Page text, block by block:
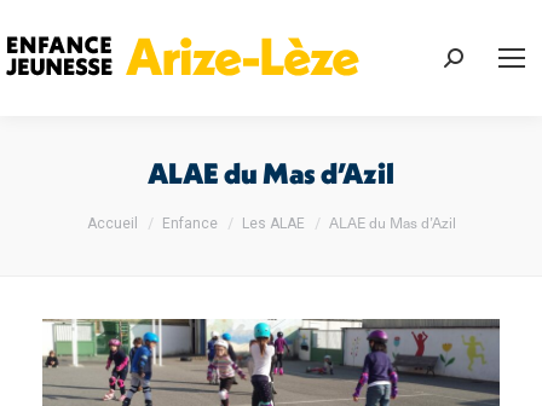
ALAE du Mas d’Azil
Vous êtes ici :
Accueil Enfance Les ALAE ALAE du Mas d’Azil